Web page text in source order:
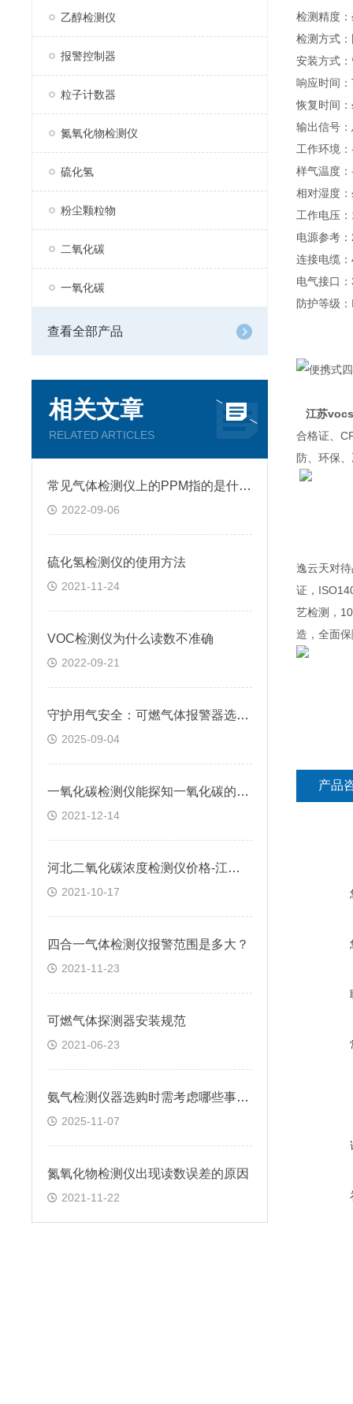
乙醇检测仪
报警控制器
粒子计数器
氮氧化物检测仪
硫化氢
粉尘颗粒物
二氧化碳
一氧化碳
查看全部产品
相关文章
RELATED ARTICLES
常见气体检测仪上的PPM指的是什么?
2022-09-06
硫化氢检测仪的使用方法
2021-11-24
VOC检测仪为什么读数不准确
2022-09-21
守护用气安全：可燃气体报警器选型安装及应急处置全指南
2025-09-04
一氧化碳检测仪能探知一氧化碳的浓度变化吗
2021-12-14
河北二氧化碳浓度检测仪价格-江苏固定式二氧化碳检测仪-逸云天
2021-10-17
四合一气体检测仪报警范围是多大？
2021-11-23
可燃气体探测器安装规范
2021-06-23
氨气检测仪器选购时需考虑哪些事项？
2025-11-07
氮氧化物检测仪出现读数误差的原因
2021-11-22
检测精度
检测方式
安装方式
响应时间
恢复时间
输出信号
工作环境
样气温度
相对湿度
工作电压
电源参考
连接电缆
电气接口
防护等级
江苏
合格证、
防、环保
逸云天对
证，
艺检测，
造，全面
产品